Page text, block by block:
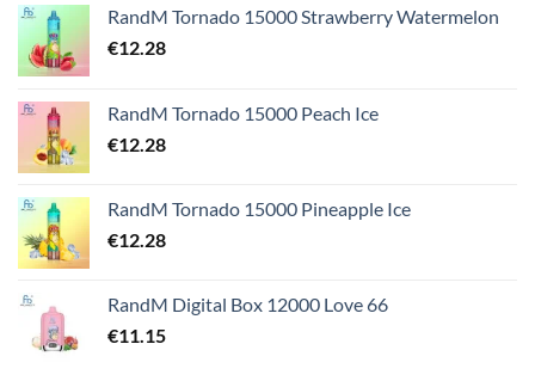
RandM Tornado 15000 Strawberry Watermelon
€12.28
RandM Tornado 15000 Peach Ice
€12.28
RandM Tornado 15000 Pineapple Ice
€12.28
RandM Digital Box 12000 Love 66
€11.15